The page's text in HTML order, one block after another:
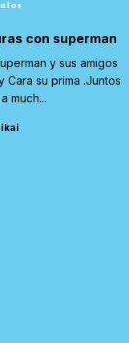
con superman
y sus amigos
Cara su prima .Juntos
much...